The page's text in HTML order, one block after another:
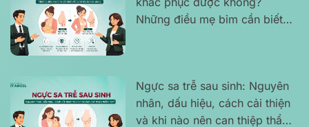
Những điều mẹ bỉm cần biết
Ngực sa trễ sau sinh: Nguyên
nhân, dấu hiệu, cách cải thiện
và khi nào nên can thiệp thẩm